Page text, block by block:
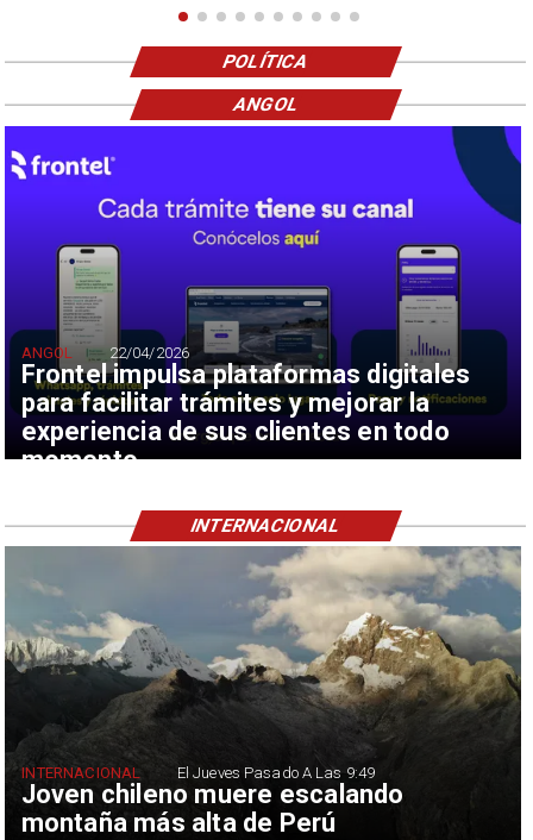
POLÍTICA
Frontel impulsa plataformas digitales
para facilitar trámites y mejorar la
experiencia de sus clientes en todo
momento
ANGOL 22/04/2026
ANGOL
Joven chileno muere escalando
montaña más alta de Perú
INTERNACIONAL El Jueves Pasado A Las 9:49
INTERNACIONAL